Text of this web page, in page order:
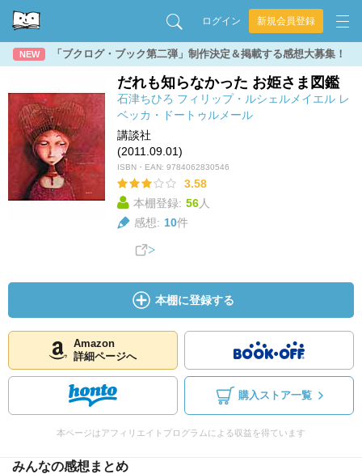
ログイン 新規会員登録
NEW 「ブクログ・ブック第二弾」制作決定＆掲載する感想大募集！
だれも知らなかった お姫さま図鑑
石津ちひろ フィリップ・ルシェルメイエル レ
ベッカ・ドートゥルメール
講談社
(2011.09.01)
ISBN・EAN: 9784062830546
3.58
本棚登録: 56人
感想: 10件
本棚に登録する
Amazon
詳細ページへ
購入ストア一覧
本ページはアフィリエイトプログラムによる収益を得ています
みんなの感想まとめ